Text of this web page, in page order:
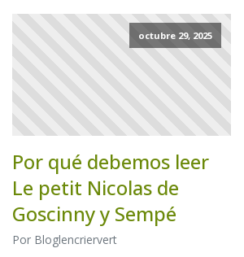
octubre 29, 2025
Por qué debemos leer
Le petit Nicolas de
Goscinny y Sempé
Por Bloglencriervert